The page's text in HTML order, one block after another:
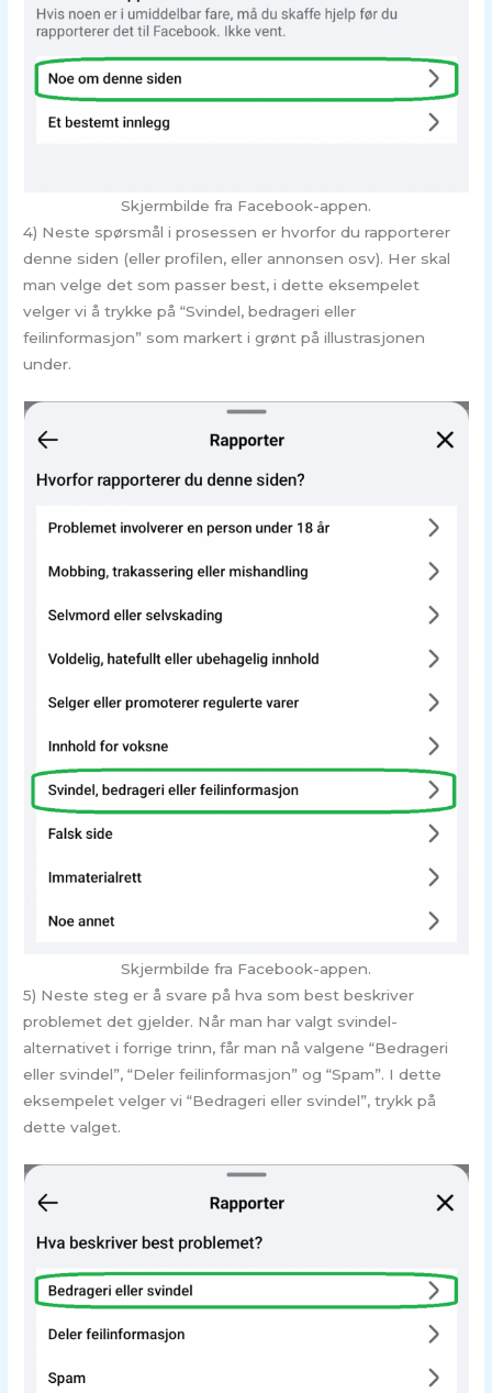
Skjermbilde fra Facebook-appen.
4) Neste spørsmål i prosessen er hvorfor du rapporterer
denne siden (eller profilen, eller annonsen osv). Her skal
man velge det som passer best, i dette eksempelet
velger vi å trykke på “Svindel, bedrageri eller
feilinformasjon” som markert i grønt på illustrasjonen
under.
Skjermbilde fra Facebook-appen.
5) Neste steg er å svare på hva som best beskriver
problemet det gjelder. Når man har valgt svindel-
alternativet i forrige trinn, får man nå valgene “Bedrageri
eller svindel”, “Deler feilinformasjon” og “Spam”. I dette
eksempelet velger vi “Bedrageri eller svindel”, trykk på
dette valget.